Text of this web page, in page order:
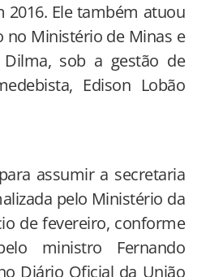
2016. Ele também atuou
Ministério de Minas e
Dilma, sob a gestão de
Edison Lobão
assumir a secretaria
pelo Ministério da
de fevereiro, conforme
ministro Fernando
Diário Oficial da União